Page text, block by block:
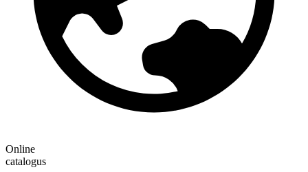
Online
catalogus